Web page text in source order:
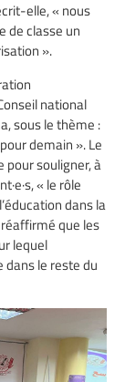
elle, « nous
de classe un
».
national
sous le thème :
demain ». Le
pour souligner, à
« le rôle
dans la
que les
lequel
dans le reste du